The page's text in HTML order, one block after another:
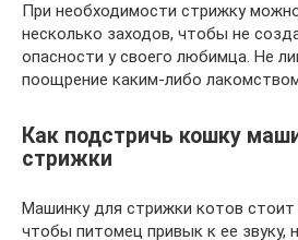
При необходимости стрижку
несколько заходов, чтобы не
опасности у своего любимца. Не
поощрение каким-либо
Как подстричь кошку
стрижки
Машинку для стрижки котов стоит
чтобы питомец привык к ее звуку,